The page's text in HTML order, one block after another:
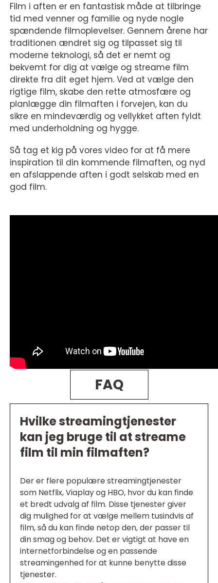
Film i aften er en fantastisk måde at tilbringe
tid med venner og familie og nyde nogle
spændende filmoplevelser. Gennem årene har
traditionen ændret sig og tilpasset sig til
moderne teknologi, så det er nemt og
bekvemt for dig at vælge og streame film
direkte fra dit eget hjem. Ved at vælge den
rigtige film, skabe den rette atmosfære og
planlægge din filmaften i forvejen, kan du
sikre en mindeværdig og vellykket aften fyldt
med underholdning og hygge.
Så tag et kig på vores video for at få mere
inspiration til din kommende filmaften, og nyd
en afslappende aften i godt selskab med en
god film.
FAQ
Hvilke streamingtjenester
kan jeg bruge til at streame
film til min filmaften?
Der er flere populære streamingtjenester
som Netflix, Viaplay og HBO, hvor du kan finde
et bredt udvalg af film. Disse tjenester giver
dig mulighed for at vælge mellem tusindvis af
film, så du kan finde netop den, der passer til
din smag og behov. Det er vigtigt at have en
internetforbindelse og en passende
streamingenhed for at kunne benytte disse
tjenester.